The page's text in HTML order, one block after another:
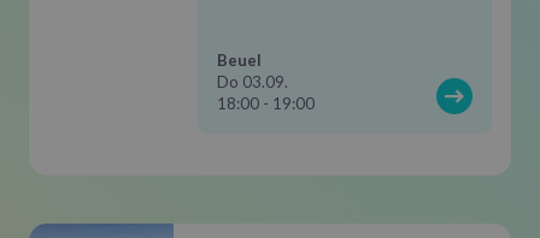
Beuel
Do 03.09.
18:00 - 19:00